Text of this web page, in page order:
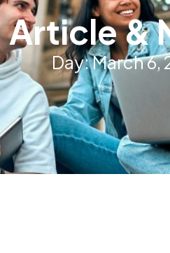
Article &
Day: March 6,